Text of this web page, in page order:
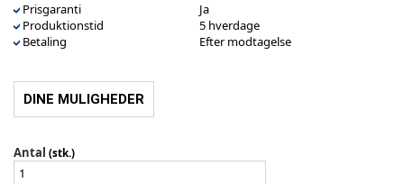
Prisgaranti
Ja
Produktionstid
5 hverdage
Betaling
Efter modtagelse
DINE MULIGHEDER
Antal (stk.)